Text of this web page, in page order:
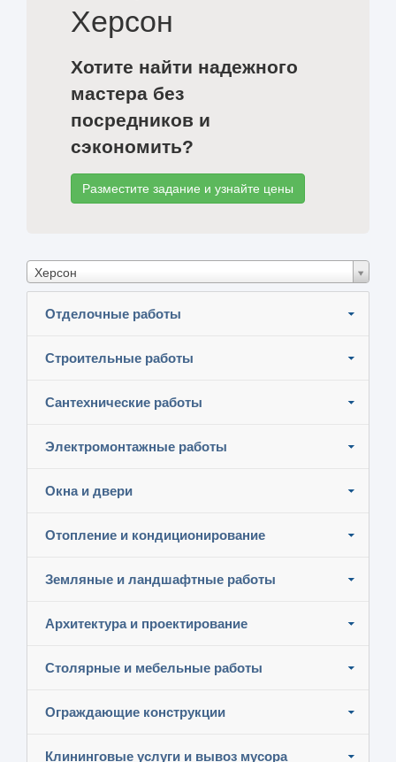
Херсон
Хотите найти надежного
мастера без
посредников и
сэкономить?
Разместите задание и узнайте цены
Херсон
Отделочные работы
Строительные работы
Сантехнические работы
Электромонтажные работы
Окна и двери
Отопление и кондиционирование
Земляные и ландшафтные работы
Архитектура и проектирование
Столярные и мебельные работы
Ограждающие конструкции
Клининговые услуги и вывоз мусора